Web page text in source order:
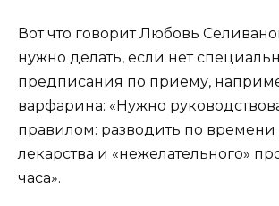
Вот что говорит Любовь
нужно делать, если нет
предписания по приему,
варфарина: «Нужно
правилом: разводить по
лекарства и «нежелательного»
часа».